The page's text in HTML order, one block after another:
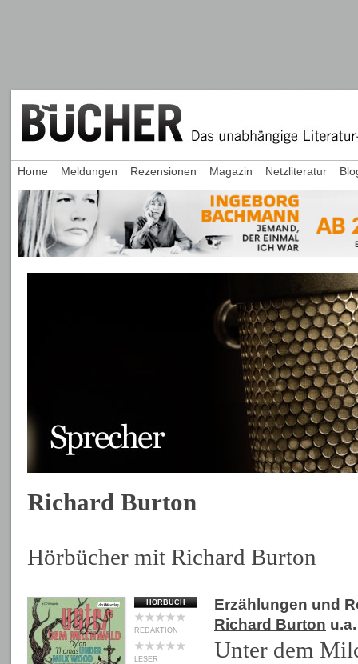
Richard Burton
Hörbücher mit Richard Burton
HÖRBUCH
REDAKTION
LESER
Erzählungen und
Richard Burton u.a.
Unter dem
Home Meldungen Rezensionen Magazin Netzliteratur